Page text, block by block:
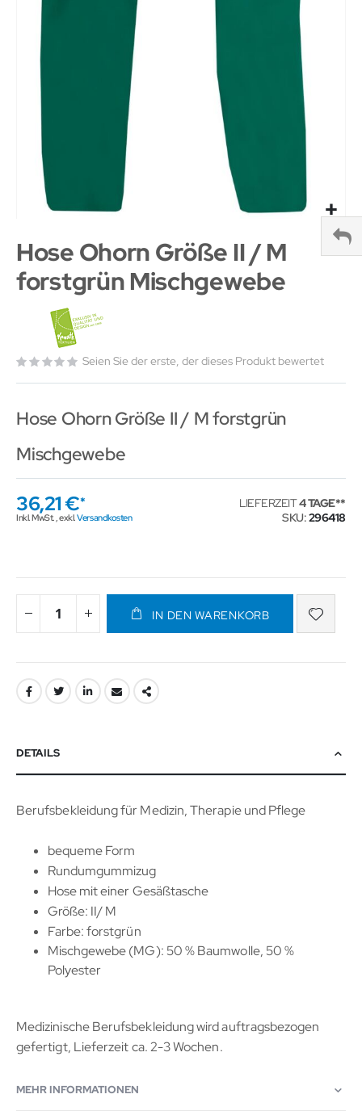
Hose Ohorn Größe II / M
forstgrün Mischgewebe
Seien Sie der erste, der dieses Produkt bewertet
Hose Ohorn Größe II / M forstgrün
Mischgewebe
36,21 €
Inkl. MwSt.,exkl.Versandkosten
LIEFERZEIT4 TAGE
SKU 296418
IN DEN WARENKORB
DETAILS
Berufsbekleidung für Medizin, Therapie und Pflege
bequeme Form
Rundumgummizug
Hose mit einer Gesäßtasche
Größe: II/ M
Farbe: forstgrün
Mischgewebe (MG): 50 % Baumwolle, 50 %
Polyester
Medizinische Berufsbekleidung wird auftragsbezogen
gefertigt, Lieferzeit ca. 2-3 Wochen.
MEHR INFORMATIONEN